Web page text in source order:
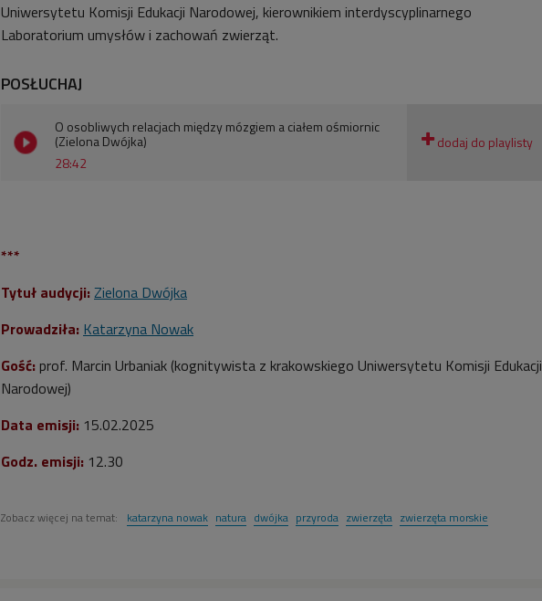
Uniwersytetu Komisji Edukacji Narodowej, kierownikiem interdyscyplinarnego
Laboratorium umysłów i zachowań zwierząt.
POSŁUCHAJ
28:42
O osobliwych relacjach między mózgiem a ciałem ośmiornic
(Zielona Dwójka)
***
Tytuł audycji: Zielona Dwójka
Prowadziła: Katarzyna Nowak
Gość: prof. Marcin Urbaniak (kognitywista z krakowskiego Uniwersytetu Komisji Edukacji
Narodowej)
Data emisji: 15.02.2025
Godz. emisji: 12.30
Zobacz więcej na temat: katarzyna nowak natura dwójka przyroda zwierzęta zwierzęta morskie